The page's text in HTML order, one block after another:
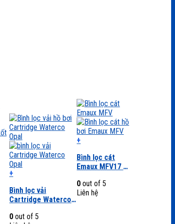
+
phẩm
này
nhiều
Bình lọc vải
Cartridge Waterco
270
0 out of 5
+
phẩm
này
nhiều
biến
Bình lọc cát
Emaux MFV17 –
ngang đa chiều
0 out of 5
Liên hệ